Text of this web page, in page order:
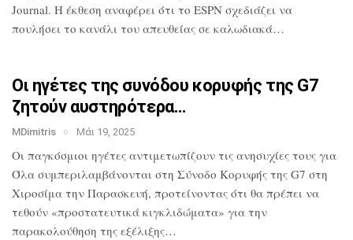
Journal. Η έκθεση αναφέρει ότι το ESPN σχεδιάζει να
πουλήσει το κανάλι του απευθείας σε καλωδιακά…
Οι ηγέτες της συνόδου κορυφής της G7
ζητούν αυστηρότερα…
MDimitris Μάι 19, 2025
Οι παγκόσμιοι ηγέτες αντιμετωπίζουν τις ανησυχίες τους για
Όλα συμπεριλαμβάνονται στη Σύνοδο Κορυφής της G7 στη
Χιροσίμα την Παρασκευή, προτείνοντας ότι θα πρέπει να
τεθούν «προστατευτικά κιγκλιδώματα» για την
παρακολούθηση της εξέλιξης…